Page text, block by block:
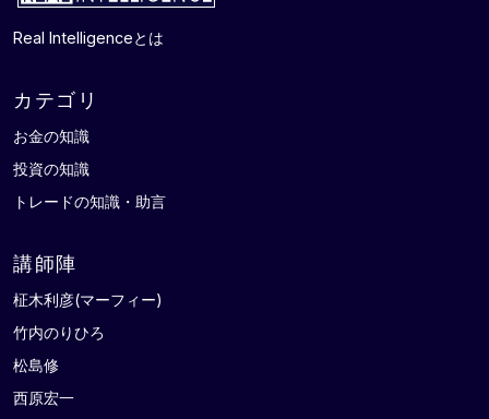
Real Intelligenceとは
カテゴリ
お金の知識
投資の知識
トレードの知識・助言
講師陣
柾木利彦(マーフィー)
竹内のりひろ
松島修
西原宏一